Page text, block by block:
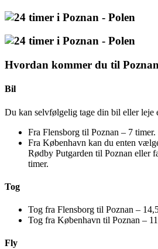
Hvordan kommer du til Poznan
Bil
Du kan selvfølgelig tage din bil eller leje
Fra Flensborg til Poznan – 7 timer.
Fra København kan du enten
Rødby Putgarden til Poznan eller
timer.
Tog
Tog fra Flensborg til Poznan –
Tog fra København til Poznan –
Fly